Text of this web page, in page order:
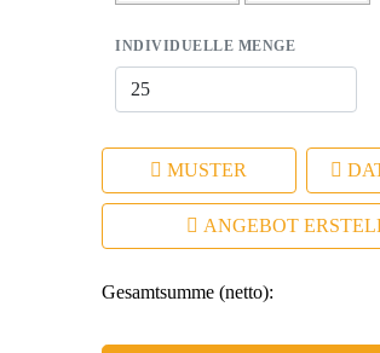
– Längerfristige Kundenbindung durch
Alltagsgegenstände
INDIVIDUELLE MENGE
MUSTER
ANGEBOT
Gesamtsumme (netto):